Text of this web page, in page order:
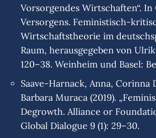
Vorsorgendes Wirtschaften“.
Versorgens. Feministisch-
Wirtschaftstheorie im
Raum, herausgegeben von
120–38. Weinheim und Basel:
Saave-Harnack, Anna, Corinna
Barbara Muraca (2019).
Degrowth. Alliance or
Global Dialogue 9 (1): 29–30.